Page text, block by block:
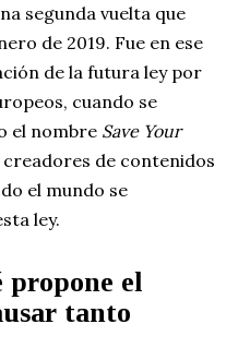
segunda vuelta que
de 2019. Fue en ese
de la futura ley por
cuando se
el nombre Save Your
creadores de contenidos
el mundo se
ley.
propone el
tanto